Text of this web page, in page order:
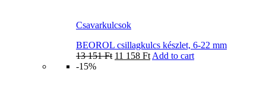
Csavarkulcsok
BEOROL csillagkulcs készlet, 6-22 mm
13 151Ft 11 158 Ft Add to cart
-15%